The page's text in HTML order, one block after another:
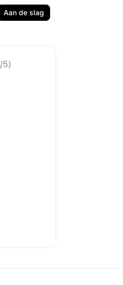
Aan de slag